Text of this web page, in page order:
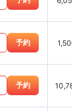
予約
予約